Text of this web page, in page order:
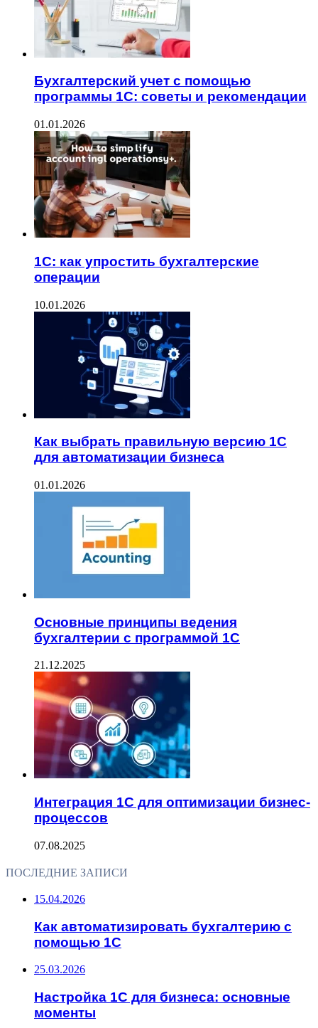
Бухгалтерский учет с помощью
программы 1С: советы и рекомендации
01.01.2026
1С: как упростить бухгалтерские
операции
10.01.2026
Как выбрать правильную версию 1С
для автоматизации бизнеса
01.01.2026
Основные принципы ведения
бухгалтерии с программой 1С
21.12.2025
Интеграция 1С для оптимизации бизнес-
процессов
07.08.2025
ПОСЛЕДНИЕ ЗАПИСИ
15.04.2026
Как автоматизировать бухгалтерию с
помощью 1С
25.03.2026
Настройка 1С для бизнеса: основные
моменты